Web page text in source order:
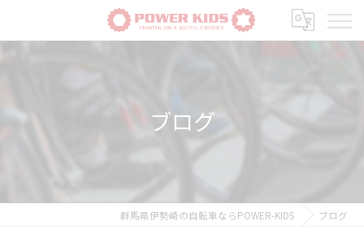
ブログ
群馬県伊勢崎の自転車ならPOWER-KIDS ブログ